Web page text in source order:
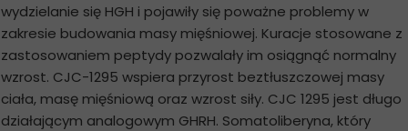
wydzielanie się HGH i pojawiły się poważne problemy w
zakresie budowania masy mięśniowej. Kuracje stosowane z
zastosowaniem peptydy pozwalały im osiągnąć normalny
wzrost. CJC-1295 wspiera przyrost beztłuszczowej masy
ciała, masę mięśniową oraz wzrost siły. CJC 1295 jest długo
działającym analogowym GHRH. Somatoliberyna, który